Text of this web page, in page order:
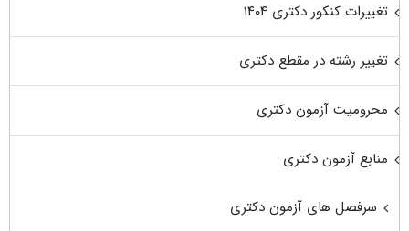
تغییرات کنکور دکتری ۱۴۰۴
تغییر رشته در مقطع دکتری
محرومیت آزمون دکتری
منابع آزمون دکتری
سرفصل های آزمون دکتری